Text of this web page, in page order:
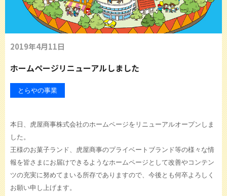
2019年4月11日
ホームページリニューアルしました
とらやの事業
本日、虎屋商事株式会社のホームページをリニューアルオープンしま
した。
王様のお菓子ランド、虎屋商事のプライベートブランド等の様々な情
報を皆さまにお届けできるようなホームページとして改善やコンテン
ツの充実に努めてまいる所存でありますので、今後とも何卒よろしく
お願い申し上げます。